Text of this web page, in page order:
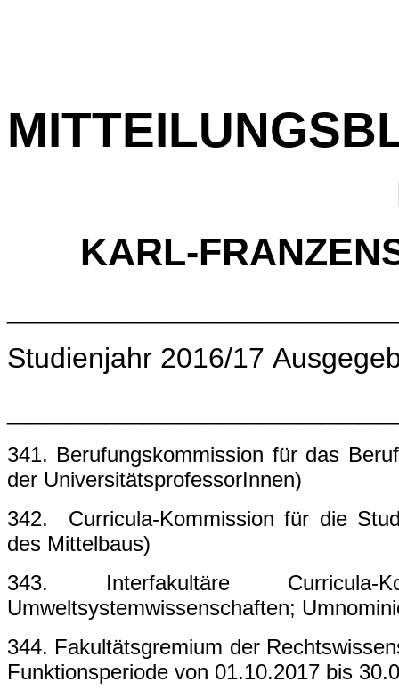
KARL-
Studienjahr 2016/17
341. Berufungskommission für das
der UniversitätsprofessorInnen)
342. Curricula-Kommission für die
des Mittelbaus)
343. Interfakultäre
Umweltsystemwissenschaften;
344. Fakultätsgremium der
Funktionsperiode von 01.10.2017 bis